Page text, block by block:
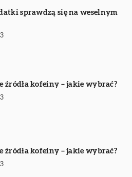
sprawdzą się na weselnym
źródła kofeiny – jakie wybrać?
źródła kofeiny – jakie wybrać?